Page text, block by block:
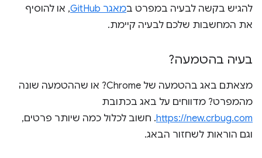
להגיש בקשה לבעיה במפרט במאגר GitHub
, או להוסיף
את המחשבות שלכם לבעיה קיימת.
בעיה בהטמעה?
מצאתם באג בהטמעה של Chrome? או שההטמעה שונה
מהמפרט? מדווחים על באג בכתובת
https://new.crbug.com. חשוב לכלול כמה שיותר פרטים,
וגם הוראות לשחזור הבאג.